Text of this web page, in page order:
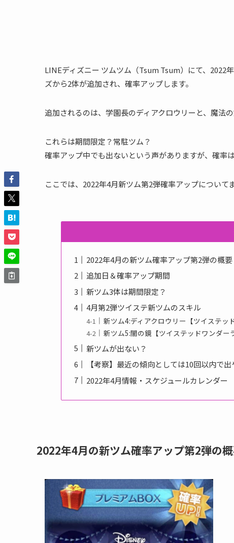
LINEディズニー ツムツム（Tsum Tsum）にて、2022
ズから2体が追加され、確率アップします。
追加されるのは、学園長のディアクロウリーと、魔法の
これらは期間限定？常駐ツム？
確率アップ中でも出ないという声がありますが、確率
ここでは、2022年4月新ツム第2弾確率アップについて
2022年4月の新ツム確率アップ第2弾の概要
追加日＆確率アップ期間
新ツム3体は期間限定？
4月第2弾ツイステ新ツムのスキル
新ツム4:ディアクロウリー【ツイステッ
新ツム5:闇の鏡【ツイステッドワンダー
新ツムが出ない？
【考察】最近の傾向としては10回以内で出
2022年4月情報・スケジュールカレンダー
2022年4月の新ツム確率アップ第2弾の